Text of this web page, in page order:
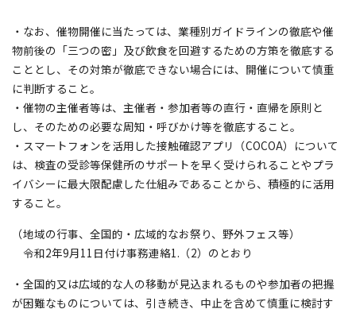
・なお、催物開催に当たっては、業種別ガイドラインの徹底や催
物前後の「三つの密」及び飲食を回避するための方策を徹底する
こととし、その対策が徹底できない場合には、開催について慎重
に判断すること。
・催物の主催者等は、主催者・参加者等の直行・直帰を原則と
し、そのための必要な周知・呼びかけ等を徹底すること。
・スマートフォンを活用した接触確認アプリ（COCOA）について
は、検査の受診等保健所のサポートを早く受けられることやプラ
イバシーに最大限配慮した仕組みであることから、積極的に活用
すること。
（地域の行事、全国的・広域的なお祭り、野外フェス等）
令和2年9月11日付け事務連絡1.（2）のとおり
・全国的又は広域的な人の移動が見込まれるものや参加者の把握
が困難なものについては、引き続き、中止を含めて慎重に検討す